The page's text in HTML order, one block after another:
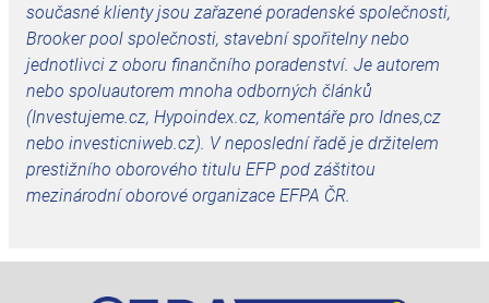
současné klienty jsou zařazené poradenské společnosti,
Brooker pool společnosti, stavební spořitelny nebo
jednotlivci z oboru finančního poradenství. Je autorem
nebo spoluautorem mnoha odborných článků
(Investujeme.cz, Hypoindex.cz, komentáře pro Idnes,cz
nebo investicniweb.cz). V neposlední řadě je držitelem
prestižního oborového titulu EFP pod záštitou
mezinárodní oborové organizace EFPA ČR.